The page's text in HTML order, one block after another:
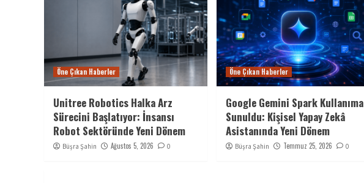
Öne Çıkan Haberler
Unitree Robotics Halka Arz
Sürecini Başlatıyor: İnsansı
Robot Sektöründe Yeni Dönem
Büşra Şahin Ağustos 5, 2026 0
Öne Çıkan Haberler
Google Gemini Spark Kullanıma
Sunuldu: Kişisel Yapay Zekâ
Asistanında Yeni Dönem
Büşra Şahin Temmuz 25, 2026 0